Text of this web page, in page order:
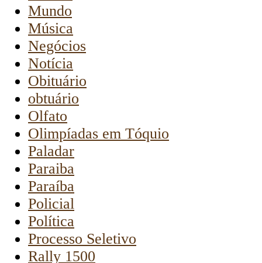
Mundo
Música
Negócios
Notícia
Obituário
obtuário
Olfato
Olimpíadas em Tóquio
Paladar
Paraiba
Paraíba
Policial
Política
Processo Seletivo
Rally 1500